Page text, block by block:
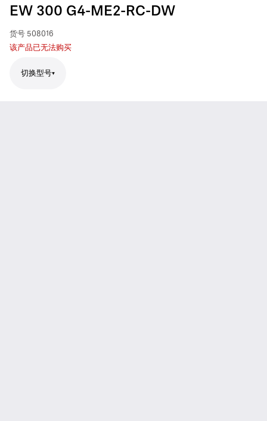
EW 300 G4-ME2-RC-DW
货号 508016
该产品已无法购买
切换型号